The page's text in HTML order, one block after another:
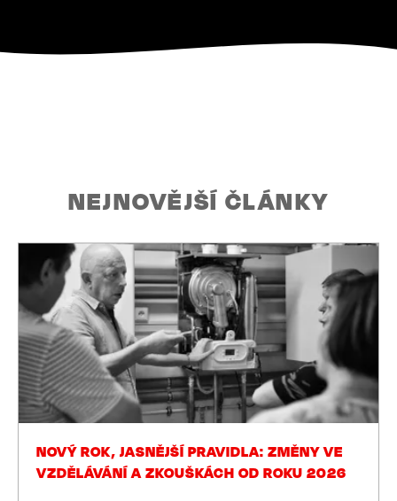
NEJNOVĚJŠÍ ČLÁNKY
NOVÝ ROK, JASNĚJŠÍ PRAVIDLA: ZMĚNY VE
VZDĚLÁVÁNÍ A ZKOUŠKÁCH OD ROKU 2026